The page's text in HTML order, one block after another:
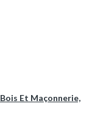
Et Maçonnerie,